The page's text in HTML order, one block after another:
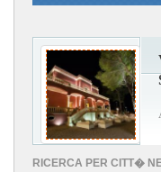
RICERCA PER CITT�